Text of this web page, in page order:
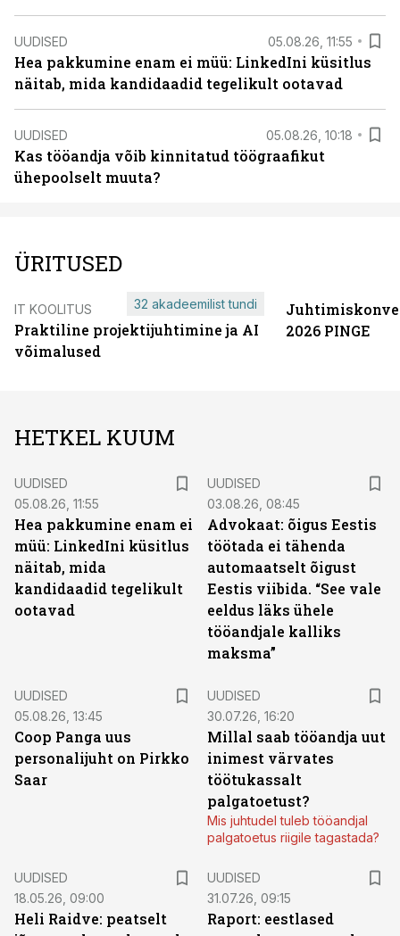
UUDISED 05.08.26, 11:55
Hea pakkumine enam ei müü: LinkedIni küsitlus
näitab, mida kandidaadid tegelikult ootavad
UUDISED 05.08.26, 10:18
Kas tööandja võib kinnitatud töögraafikut
ühepoolselt muuta?
ÜRITUSED
IT KOOLITUS
Praktiline projektijuhtimine ja AI
võimalused
32 akadeemilist tundi
2026 PINGE
HETKEL KUUM
UUDISED
05.08.26, 11:55
Hea pakkumine enam ei
müü: LinkedIni küsitlus
näitab, mida
kandidaadid tegelikult
ootavad
UUDISED
03.08.26, 08:45
Advokaat: õigus Eestis
töötada ei tähenda
automaatselt õigust
Eestis viibida. “See vale
eeldus läks ühele
tööandjale kalliks
maksma”
UUDISED
05.08.26, 13:45
Coop Panga uus
personalijuht on Pirkko
Saar
UUDISED
30.07.26, 16:20
Millal saab tööandja uut
inimest värvates
töötukassalt
palgatoetust?
Mis juhtudel tuleb tööandjal
palgatoetus riigile tagastada?
UUDISED
18.05.26, 09:00
Heli Raidve: peatselt
UUDISED
31.07.26, 09:15
Raport: eestlased